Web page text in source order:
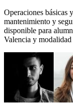
Operaciones básicas
mantenimiento y
disponible para
Valencia y